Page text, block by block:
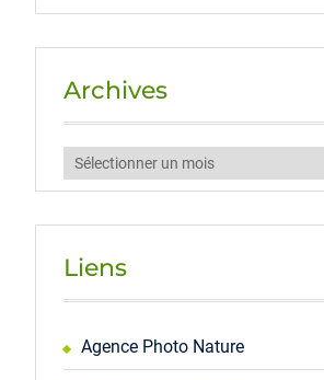
Archives
Archives
Liens
Agence Photo Nature